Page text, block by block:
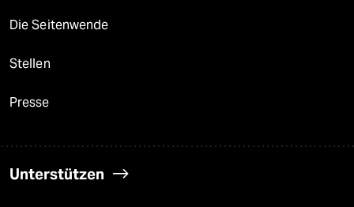
Die Seitenwende
Stellen
Presse
Unterstützen